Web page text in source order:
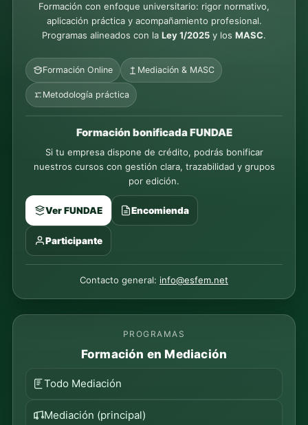
Formación con enfoque universitario: rigor normativo,
aplicación práctica y acompañamiento profesional.
Programas alineados con la Ley 1/2025 y los MASC.
Formación Online Mediación & MASC
Metodología práctica
Formación bonificada FUNDAE
Si tu empresa dispone de crédito, podrás bonificar
nuestros cursos con gestión clara, trazabilidad y grupos
por edición.
Ver FUNDAE Encomienda
Participante
Contacto general: info@esfem.net
PROGRAMAS
Formación en Mediación
Todo Mediación
Mediación (principal)